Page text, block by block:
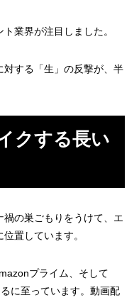
業界が注目しました。
対する「生」の反撃が、半
クする長い
の巣ごもりをうけて、エ
置しています。
プライム、そして
に至っています。動画配